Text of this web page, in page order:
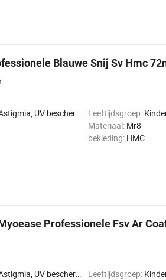
Blauwe Snij Sv Hmc
voor bijziendheid Leeftijdsgroep:
Materiaal: Mr8
bekleding: HMC
Professionele Fsv Ar
voor bijziendheid Leeftijdsgroep: